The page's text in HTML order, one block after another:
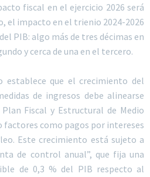
fiscal en el ejercicio 2026 será
el impacto en el trienio 2024-2026
PIB: algo más de tres décimas en
y cerca de una en el tercero.
establece que el crecimiento del
de ingresos debe alinearse
Fiscal y Estructural de Medio
factores como pagos por intereses
Este crecimiento está sujeto a
de control anual”, que fija una
de 0,3 % del PIB respecto al